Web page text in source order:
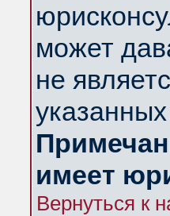
может
не
имеет
Вернуться к